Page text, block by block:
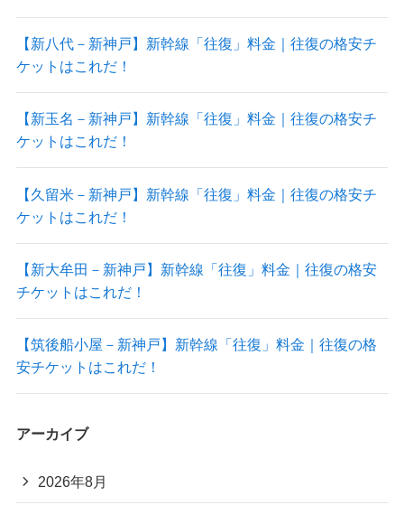
【新八代－新神戸】新幹線「往復」料金｜往復の格安チ
ケットはこれだ！
【新玉名－新神戸】新幹線「往復」料金｜往復の格安チ
ケットはこれだ！
【久留米－新神戸】新幹線「往復」料金｜往復の格安チ
ケットはこれだ！
【新大牟田－新神戸】新幹線「往復」料金｜往復の格安
チケットはこれだ！
【筑後船小屋－新神戸】新幹線「往復」料金｜往復の格
安チケットはこれだ！
アーカイブ
2026年8月